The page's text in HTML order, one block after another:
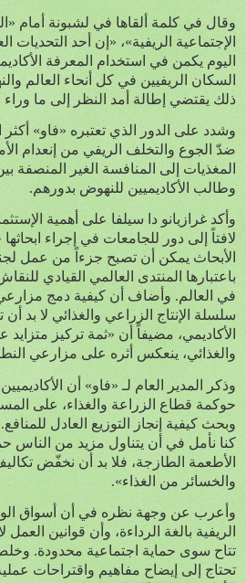
وقال في كلمة ألقاها في لشبونة أمام
الإجتماعية الريفية»، «إن أحد
اليوم يكمن في استخدام المعرفة
السكان الريفيين في كل أنحاء العالم
ذلك يقتضي إطالة أمد النظر إلى ما
وشدد على الدور الذي تعتبره «فاو» أكثر
ضدّ الجوع والتخلف الريفي من إنعدام
المغذيات إلى المنافسة الغير المنصفة
وطالب الأكاديميين للنهوض بدورهم.
وأكد غرازيانو دا سيلفا على أهمية
لافتاً إلى دور للجامعات في إجراء
الأبحاث يمكن أن تصبح جزءاً من عمل
باعتبارها المنتدى العالمي القيادي
في العالم. وأضاف أن كيفية دمج
سلسلة الإنتاج الزراعي والغذائي لا بد
الأكاديمي، مضيفاً أن «ثمة تركيز متزايد
والغذائي، ينعكس أثره على مزارعي
وذكر المدير العام لـ «فاو» أن
حوكمة قطاع الزراعة والغذاء، على
وبحث كيفية إنجاز التوزيع العادل
كنا نأمل في أن يتناول مزيد من الناس
الأطعمة الطازجة، فلا بد أن نخفّض
والخسائر من الغذاء».
وأعرب عن وجهة نظره في أن أسواق
الريفية بالغة الرداءة، وأن قوانين
تتاح سوى حماية اجتماعية محدودة.
تحتاج إلى إيضاح مفاهيم واقتراحات